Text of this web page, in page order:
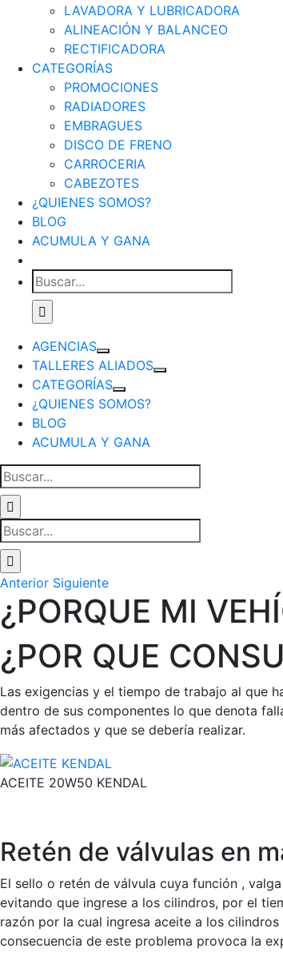
LAVADORA Y LUBRICADORA
ALINEACIÓN Y BALANCEO
RECTIFICADORA
CATEGORÍAS
PROMOCIONES
RADIADORES
EMBRAGUES
DISCO DE FRENO
CARROCERIA
CABEZOTES
¿QUIENES SOMOS?
BLOG
ACUMULA Y GANA
Buscar:
AGENCIAS
TALLERES ALIADOS
CATEGORÍAS
¿QUIENES SOMOS?
BLOG
ACUMULA Y GANA
Buscar:
Buscar:
Anterior Siguiente
¿PORQUE MI
¿POR QUE
Las exigencias y el tiempo de trabajo al que
dentro de sus componentes lo que denota
más afectados y que se debería realizar.
ACEITE 20W50 KENDAL
Retén de válvulas en
El sello o retén de válvula cuya función ,
evitando que ingrese a los cilindros, por el
razón por la cual ingresa aceite a los
consecuencia de este problema provoca la